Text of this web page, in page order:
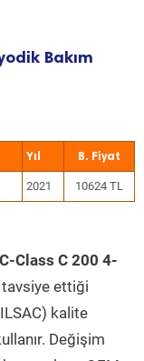
Bakım
Yıl
2021 10624 TL
Class C 200 4-
tavsiye ettiği
kalite
Değişim